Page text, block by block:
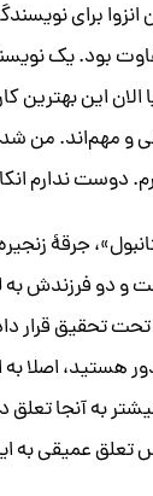
انزوا برای
بود. یک
این بهترین
و مهم‌اند. من
دوست ندارم
جرقۀ
و دو فرزندش
تحقیق قرار
هستید، اصلا
به آنجا تعلق
عمیقی به